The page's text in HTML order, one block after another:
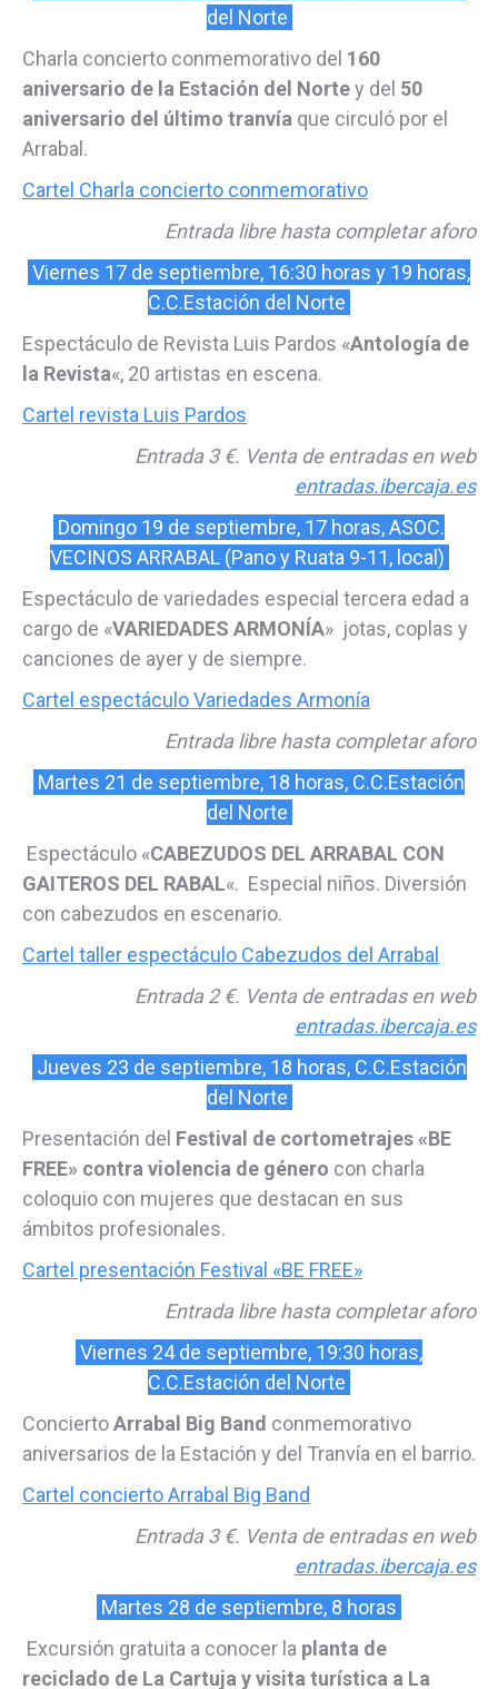
del Norte
Charla concierto conmemorativo del 160
aniversario de la Estación del Nortey del 50
aniversario del último tranvía que circuló por el
Arrabal.
Cartel Charla concierto conmemorativo
Entrada libre hasta completar aforo
Viernes 17 de septiembre, 16:30 horas y 19 horas,
C.C.Estación del Norte
Espectáculo de Revista Luis Pardos «Antología de
la Revista«, 20 artistas en escena.
Cartel revista Luis Pardos
Entrada 3 €. Venta de entradas en web
entradas.ibercaja.es
Domingo 19 de septiembre, 17 horas, ASOC.
VECINOS ARRABAL (Pano y Ruata 9-11, local)
Espectáculo de variedades especial tercera edad a
cargo de «VARIEDADES ARMONÍA» jotas, coplas y
canciones de ayer y de siempre.
Cartel espectáculo Variedades Armonía
Entrada libre hasta completar aforo
Martes 21 de septiembre, 18 horas, C.C.Estación
del Norte
Espectáculo «CABEZUDOS DEL ARRABAL CON
GAITEROS DEL RABAL«. Especial niños. Diversión
con cabezudos en escenario.
Cartel taller espectáculo Cabezudos del Arrabal
Entrada 2 €. Venta de entradas en web
entradas.ibercaja.es
Jueves 23 de septiembre, 18 horas, C.C.Estación
del Norte
Presentación del Festival de cortometrajes «BE
FREE» contra violencia de género con charla
coloquio con mujeres que destacan en sus
ámbitos profesionales.
Cartel presentación Festival «BE FREE»
Entrada libre hasta completar aforo
Viernes 24 de septiembre, 19:30 horas,
C.C.Estación del Norte
ConciertoArrabal Big Band conmemorativo
aniversarios de la Estación y del Tranvía en el barrio.
Cartel concierto Arrabal Big Band
Entrada 3 €. Venta de entradas en web
entradas.ibercaja.es
Martes 28 de septiembre, 8 horas
Excursión gratuita a conocer la planta de
reciclado de La Cartuja y visita turística a La